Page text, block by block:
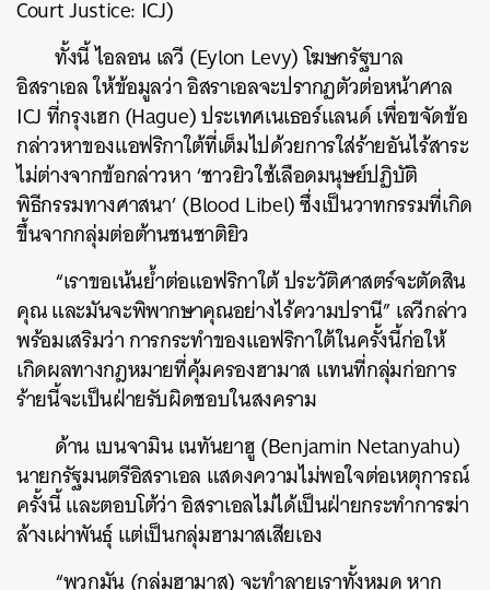
Court Justice: ICJ)
ทั้งนี้ ไอลอน เลวี (Eylon Levy) โฆษกรัฐบาล
อิสราเอล ให้ข้อมูลว่า อิสราเอลจะปรากฏตัวต่อหน้าศาล
ICJ ที่กรุงเฮก (Hague) ประเทศเนเธอร์แลนด์ เพื่อขจัดข้อ
กล่าวหาของแอฟริกาใต้ที่เต็มไปด้วยการใส่ร้ายอันไร้สาระ
ไม่ต่างจากข้อกล่าวหา ‘ชาวยิวใช้เลือดมนุษย์ปฏิบัติ
พิธีกรรมทางศาสนา’ (Blood Libel) ซึ่งเป็นวาทกรรมที่เกิด
ขึ้นจากกลุ่มต่อต้านชนชาติยิว
“เราขอเน้นย้ำต่อแอฟริกาใต้ ประวัติศาสตร์จะตัดสิน
คุณ และมันจะพิพากษาคุณอย่างไร้ความปรานี” เลวีกล่าว
พร้อมเสริมว่า การกระทำของแอฟริกาใต้ในครั้งนี้ก่อให้
เกิดผลทางกฎหมายที่คุ้มครองฮามาส แทนที่กลุ่มก่อการ
ร้ายนี้จะเป็นฝ่ายรับผิดชอบในสงคราม
ด้าน เบนจามิน เนทันยาฮู (Benjamin Netanyahu)
นายกรัฐมนตรีอิสราเอล แสดงความไม่พอใจต่อเหตุการณ์
ครั้งนี้ และตอบโต้ว่า อิสราเอลไม่ได้เป็นฝ่ายกระทำการฆ่า
ล้างเผ่าพันธุ์ แต่เป็นกลุ่มฮามาสเสียเอง
“พวกมัน (กลุ่มฮามาส) จะทำลายเราทั้งหมด หาก